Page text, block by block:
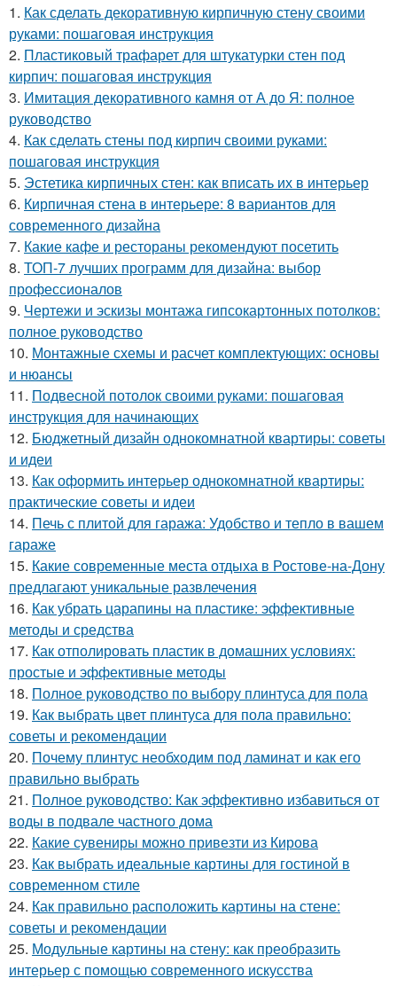
1. Как сделать декоративную кирпичную стену своими
руками: пошаговая инструкция
2. Пластиковый трафарет для штукатурки стен под
кирпич: пошаговая инструкция
3. Имитация декоративного камня от А до Я: полное
руководство
4. Как сделать стены под кирпич своими руками:
пошаговая инструкция
5. Эстетика кирпичных стен: как вписать их в интерьер
6. Кирпичная стена в интерьере: 8 вариантов для
современного дизайна
7. Какие кафе и рестораны рекомендуют посетить
8. ТОП-7 лучших программ для дизайна: выбор
профессионалов
9. Чертежи и эскизы монтажа гипсокартонных потолков:
полное руководство
10. Монтажные схемы и расчет комплектующих: основы
и нюансы
11. Подвесной потолок своими руками: пошаговая
инструкция для начинающих
12. Бюджетный дизайн однокомнатной квартиры: советы
и идеи
13. Как оформить интерьер однокомнатной квартиры:
практические советы и идеи
14. Печь с плитой для гаража: Удобство и тепло в вашем
гараже
15. Какие современные места отдыха в Ростове-на-Дону
предлагают уникальные развлечения
16. Как убрать царапины на пластике: эффективные
методы и средства
17. Как отполировать пластик в домашних условиях:
простые и эффективные методы
18. Полное руководство по выбору плинтуса для пола
19. Как выбрать цвет плинтуса для пола правильно:
советы и рекомендации
20. Почему плинтус необходим под ламинат и как его
правильно выбрать
21. Полное руководство: Как эффективно избавиться от
воды в подвале частного дома
22. Какие сувениры можно привезти из Кирова
23. Как выбрать идеальные картины для гостиной в
современном стиле
24. Как правильно расположить картины на стене:
советы и рекомендации
25. Модульные картины на стену: как преобразить
интерьер с помощью современного искусства